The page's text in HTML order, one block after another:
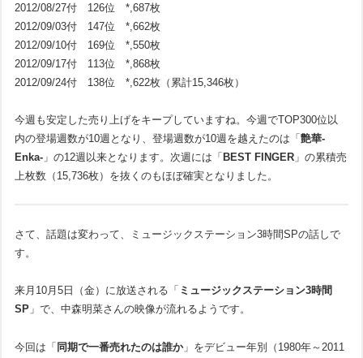
2012/08/27付 126位 *,687枚
2012/09/03付 147位 *,662枚
2012/09/10付 169位 *,550枚
2012/09/17付 113位 *,868枚
2012/09/24付 138位 *,622枚（累計15,346枚）
今週も安定した売り上げをキープしていますね。今週でTOP300位以
内の登場週数が10週となり、登場週数が10週を越えたのは「艶華-
Enka- 」の12週以来となります。次週には「 BEST FINGER 」の累積売
上枚数（15,736枚）を抜くのもほぼ確実となりました。
さて、話題は変わって、ミュージックステーション3時間SPの話しで
す。
来月10月5日（金）に放送される「 ミュージックステーション3時間
SP 」で、中森明菜さんの映像が流れるようです。
今回は「同期で一番売れたのは誰か」をデビュー年別（1980年～2011